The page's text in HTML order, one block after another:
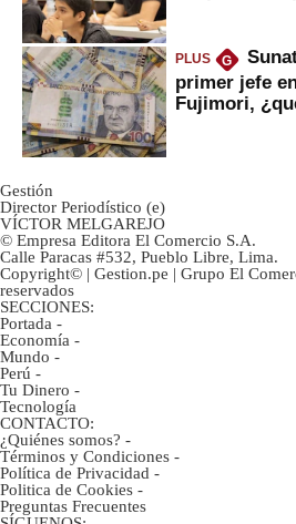
PLUS G
primer jefe
Fujimori,
Gestión
Director Periodístico (e)
VÍCTOR MELGAREJO
© Empresa Editora El Comercio S.A.
Calle Paracas #532, Pueblo Libre, Lima.
Copyright© | Gestion.pe | Grupo El
reservados
SECCIONES:
Portada -
Economía -
Mundo -
Perú -
Tu Dinero -
Tecnología
CONTACTO:
¿Quiénes somos? -
Términos y Condiciones -
Política de Privacidad -
Politica de Cookies -
Preguntas Frecuentes